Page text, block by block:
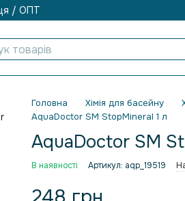
/ ОПТ
Головна Хімія для басейну
AquaDoctor SM StopMineral 1 л
AquaDoctor SM
В наявності Артикул: aqp_19519